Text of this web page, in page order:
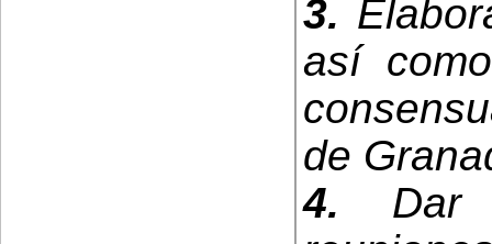
3.
así
de
4. Dar